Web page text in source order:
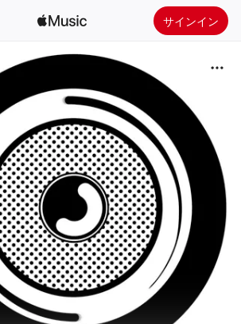
サインイン
Apple Musicをインストール